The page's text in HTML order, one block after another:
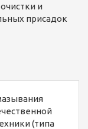
и
присадок
(типа